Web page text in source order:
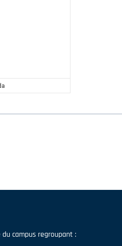
campus regroupant :